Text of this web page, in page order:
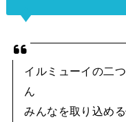
イルミューイの二
ん
みんなを取り込め